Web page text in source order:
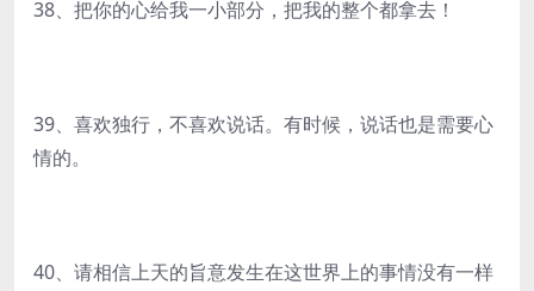
38、把你的心给我一小部分，把我的整个都拿去！
39、喜欢独行，不喜欢说话。有时候，说话也是需要心
情的。
40、请相信上天的旨意发生在这世界上的事情没有一样